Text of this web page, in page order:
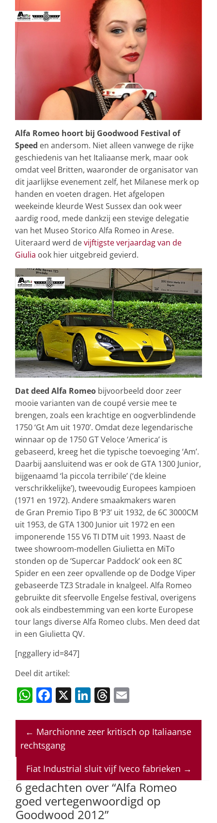
Alfa Romeo hoort bij Goodwood Festival of
Speed en andersom. Niet alleen vanwege de rijke
geschiedenis van het Italiaanse merk, maar ook
omdat veel Britten, waaronder de organisator van
dit jaarlijkse evenement zelf, het Milanese merk op
handen en voeten dragen. Het afgelopen
weekeinde kleurde West Sussex dan ook weer
aardig rood, mede dankzij een stevige delegatie
van het Museo Storico Alfa Romeo in Arese.
Uiteraard werd devijftigste verjaardag van de
Giulia ook hier uitgebreid gevierd.
Dat deed Alfa Romeo bijvoorbeeld door zeer
mooie varianten van de coupé versie mee te
brengen, zoals een krachtige en oogverblindende
1750 ‘Gt Am uit 1970’. Omdat deze legendarische
winnaar op de 1750 GT Veloce ‘America’ is
gebaseerd, kreeg het die typische toevoeging ‘Am’.
Daarbij aansluitend was er ook de GTA 1300 Junior,
bijgenaamd ‘la piccola terribile’ (‘de kleine
verschrikkelijke’), tweevoudig Europees kampioen
(1971 en 1972). Andere smaakmakers waren
de Gran Premio Tipo B ‘P3’ uit 1932, de 6C 3000CM
uit 1953, de GTA 1300 Junior uit 1972 en een
imponerende 155 V6 TI DTM uit 1993. Naast de
twee showroom-modellen Giulietta en MiTo
stonden op de ‘Supercar Paddock’ ook een 8C
Spider en een zeer opvallende op de Dodge Viper
gebaseerde TZ3 Stradale in knalgeel. Alfa Romeo
gebruikte dit sfeervolle Engelse festival, overigens
ook als eindbestemming van een korte Europese
tour langs diverse Alfa Romeo clubs. Men deed dat
in een Giulietta QV.
[nggallery id=847]
Deel dit artikel:
W
at
s
p
p
F
c
e
b
o
o
k
X Li
k
e
n
T
re
a
s
ai
l
← Marchionne zeer kritisch op Italiaanse
rechtsgang
Fiat Industrial sluit vijf Iveco fabrieken →
6 gedachten over “Alfa Romeo
goed vertegenwoordigd op
Goodwood 2012”